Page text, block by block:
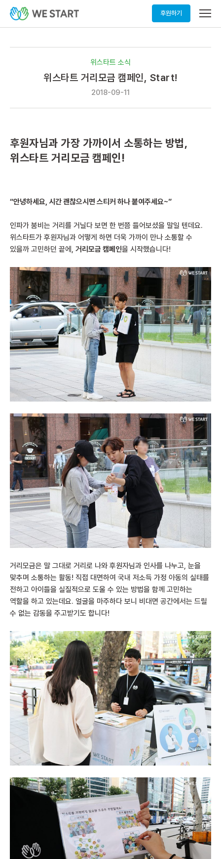
후원하기
메
열
위스타트 소식
위스타트 거리모금 캠페인, Start!
2018-09-11
후원자님과 가장 가까이서 소통하는 방법,
위스타트 거리모금 캠페인!
“안녕하세요, 시간 괜찮으시면 스티커 하나 붙여주세요~”
인파가 붐비는 거리를 거닐다 보면 한 번쯤 들어보셨을 말일 텐데요.
위스타트가 후원자님과 어떻게 하면 더욱 가까이 만나 소통할 수
있을까 고민하던 끝에, 거리모금 캠페인을 시작했습니다!
거리모금은 말 그대로 거리로 나와 후원자님과 인사를 나누고, 눈을
맞추며 소통하는 활동! 직접 대면하여 국내 저소득 가정 아동의 실태를
전하고 아이들을 실질적으로 도울 수 있는 방법을 함께 고민하는
역할을 하고 있는데요. 얼굴을 마주하다 보니 비대면 공간에서는 드릴
수 없는 감동을 주고받기도 합니다!